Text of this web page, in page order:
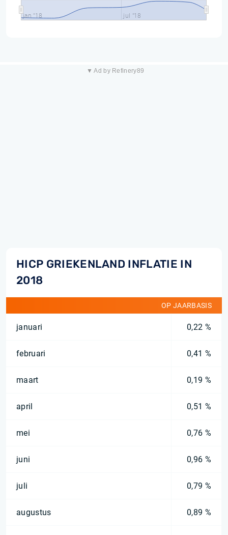
jan "18 jul "18
▼ Ad by Refinery89
HICP GRIEKENLAND INFLATIE IN
2018
OP JAARBASIS
januari 0,22 %
februari 0,41 %
maart 0,19 %
april 0,51 %
mei 0,76 %
juni 0,96 %
juli 0,79 %
augustus 0,89 %